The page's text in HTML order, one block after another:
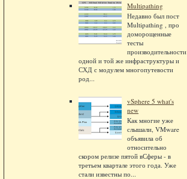
Multipathing
Недавно был пост
Multipathing , про
доморощенные
тесты
производительности
одной и той же инфраструктуры и
СХД с модулем многопутевости
род...
vSphere 5 what's
new
Как многие уже
слышали, VMware
объявила об
относительно
скором релизе пятой вСферы - в
третьем квартале этого года. Уже
стали известны по...